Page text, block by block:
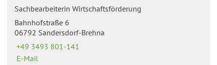
Sachbearbeiterin Wirtschaftsförderung
Bahnhofstraße 6
06792 Sandersdorf-Brehna
+49 3493 801-141
E-Mail